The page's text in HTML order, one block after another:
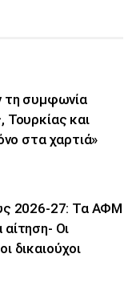
τη συμφωνία
Τουρκίας και
στα χαρτιά»
2026-27: Τα ΑΦΜ
Οι
δικαιούχοι